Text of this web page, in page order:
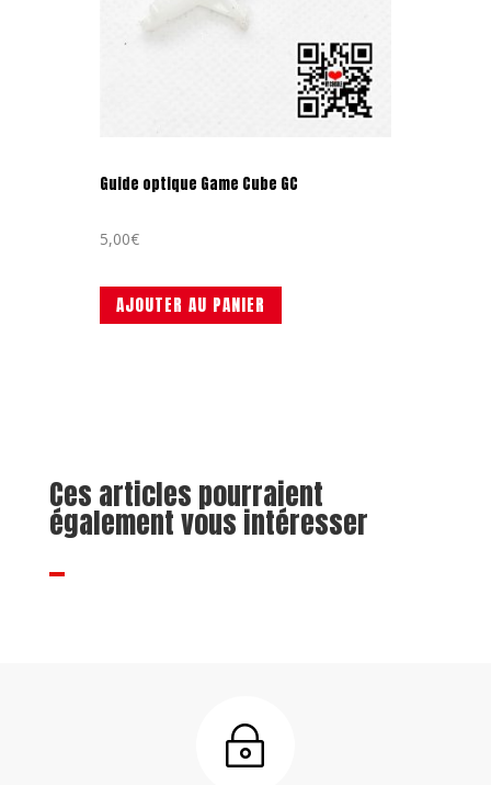
Guide optique Game Cube GC
5,00€
AJOUTER AU PANIER
Ces articles pourraient
également vous intéresser
~